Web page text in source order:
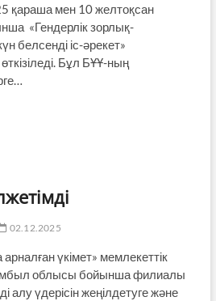
қараша мен 10 желтоқсан
«Гендерлік зорлық-
белсенді іс-әрекет»
Бұл БҰҰ-ның
02.12.2025
үкімет» мемлекеттік
облысы бойынша филиалы
алу үдерісін жеңілдетуге және